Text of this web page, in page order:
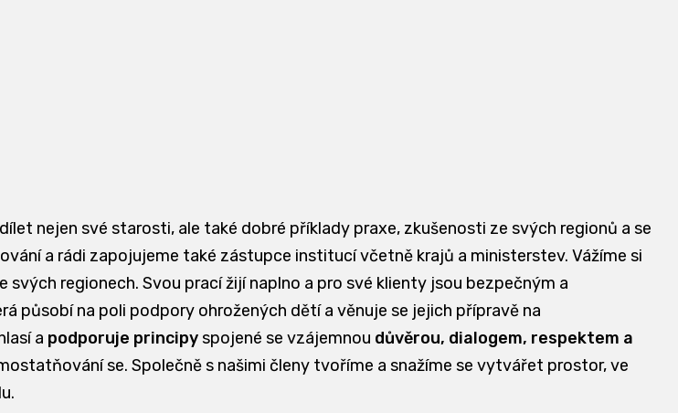
nejen své starosti, ale také dobré příklady praxe, zkušenosti ze svých regionů a se
a rádi zapojujeme také zástupce institucí včetně krajů a ministerstev. Vážíme si
regionech. Svou prací žijí naplno a pro své klienty jsou bezpečným a
působí na poli podpory ohrožených dětí a věnuje se jejich přípravě na
a podporuje principyspojené se vzájemnou důvěrou, dialogem, respektem a
se. Společně s našimi členy tvoříme a snažíme se vytvářet prostor, ve